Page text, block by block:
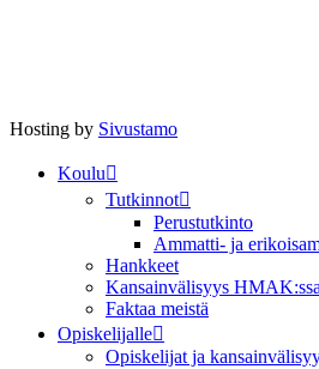
Hosting by Sivustamo
Koulu
Tutkinnot
Perustutkinto
Ammatti- ja
Hankkeet
Kansainvälisyys HMAK:ssa
Faktaa meistä
Opiskelijalle
Opiskelijat ja